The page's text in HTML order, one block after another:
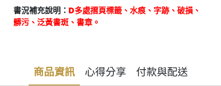
書況補充說明： D多處摺頁標籤、水痕、字跡、破損、
髒污、泛黃書斑、書章。
商品資訊 心得分享 付款與配送